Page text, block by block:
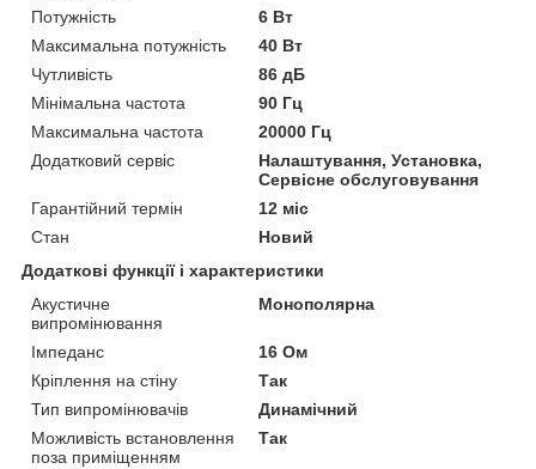
Потужність
6 Вт
Максимальна потужність
40 Вт
Чутливість
86 дБ
Мінімальна частота
90 Гц
Максимальна частота
20000 Гц
Додатковий сервіс
Налаштування, Установка,
Сервісне обслуговування
Гарантійний термін
12 міс
Стан
Новий
Додаткові функції і характеристики
Акустичне
випромінювання
Монополярна
Імпеданс
16 Ом
Кріплення на стіну
Так
Тип випромінювачів
Динамічний
Можливість встановлення
поза приміщенням
Так